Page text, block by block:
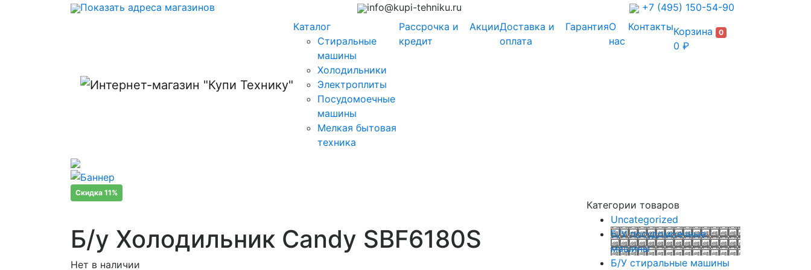
Показать адреса магазинов info@kupi-tehniku.ru
+7 (495) 150-54-90
Каталог
Стиральные
машины
Холодильники
Электроплиты
Посудомоечные
машины
Мелкая бытовая
техника
Рассрочка и
кредит
АкцииДоставка и
оплата
ГарантияО
нас
КонтактыКорзина 0
0 ₽
Скидка 11%
Б/у Холодильник Candy SBF6180S
Нет в наличии
Категории товаров
Uncategorized
Б/У посудомоечные
машины
Б/У стиральные машины